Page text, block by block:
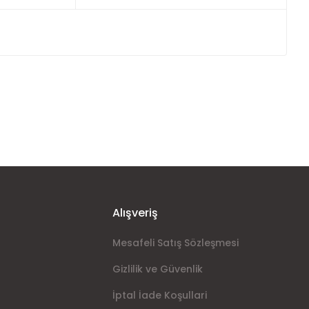
Alışveriş
Mesafeli Satış Sözleşmesi
Gizlilik ve Güvenlik
İptal İade Koşullari